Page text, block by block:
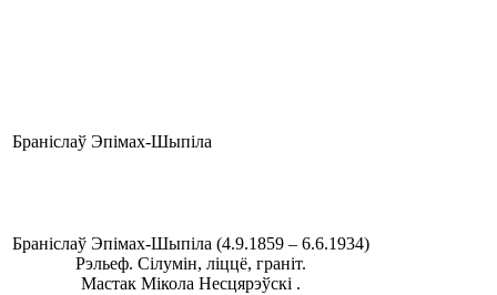
Браніслаў Эпімах-Шыпіла
Браніслаў Эпімах-Шыпіла (4.9.1859 – 6.6.1934)
Рэльеф. Сілумін, ліццё, граніт.
Мастак Мікола Несцярэўскі .